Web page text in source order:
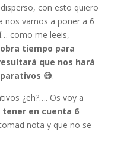
con esto quiero
nos vamos a poner a 6
como me leeis,
tiempo para
que nos hará
😅.
¿eh?…. Os voy a
tener en cuenta 6
nota y que no se